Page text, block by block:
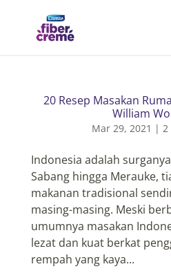
20 Resep Masakan
William
Mar 29, 2021 |2
Indonesia adalah
Sabang hingga Merauke,
makanan tradisional
masing-masing. Meski
umumnya masakan
lezat dan kuat berkat
rempah yang kaya...